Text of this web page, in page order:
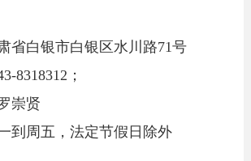
省白银市白银区水川路71号
8318312；
崇贤
到周五，法定节假日除外